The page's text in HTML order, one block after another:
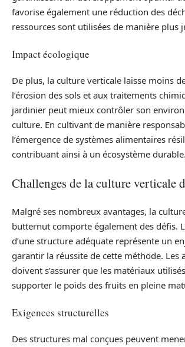
favorise également une réduction des
ressources sont utilisées de manière plus
Impact écologique
De plus, la culture verticale laisse moins
l’érosion des sols et aux traitements
jardinier peut mieux contrôler son
culture. En cultivant de manière
l’émergence de systèmes alimentaires
contribuant ainsi à un écosystème durable.
Challenges de la culture verticale
Malgré ses nombreux avantages, la
butternut comporte également des défis.
d’une structure adéquate représente un
garantir la réussite de cette méthode. Les
doivent s’assurer que les matériaux
supporter le poids des fruits en pleine
Exigences structurelles
Des structures mal conçues peuvent